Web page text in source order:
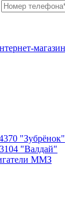
"Зубрёнок"
"Валдай"
ММЗ